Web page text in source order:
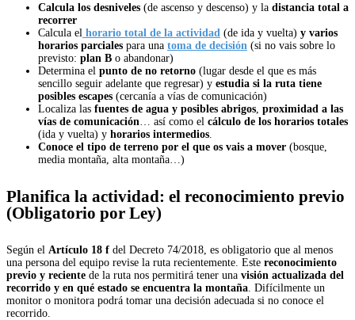
Calcula los desniveles (de ascenso y descenso) y la distancia total a
recorrer
Calcula el horario total de la actividad (de ida y vuelta) y varios
horarios parciales para una toma de decisión (si no vais sobre lo
previsto: plan B o abandonar)
Determina el punto de no retorno (lugar desde el que es más
sencillo seguir adelante que regresar) y estudia si la ruta tiene
posibles escapes (cercanía a vías de comunicación)
Localiza las fuentes de agua y posibles abrigos proximidad a las
vías de comunicación … así como el cálculo de los horarios totales
(ida y vuelta) y horarios intermedios
Conoce el tipo de terreno por el que os vais a mover (bosque,
media montaña, alta montaña…)
Planifica la actividad: el reconocimiento previo
(Obligatorio por Ley)
Según el Artículo 18 f del Decreto 74/2018, es obligatorio que al menos
una persona del equipo revise la ruta recientemente. Este reconocimiento
previo y reciente de la ruta nos permitirá tener una visión actualizada del
recorrido y en qué estado se encuentra la montaña . Difícilmente un
monitor o monitora podrá tomar una decisión adecuada si no conoce el
recorrido.